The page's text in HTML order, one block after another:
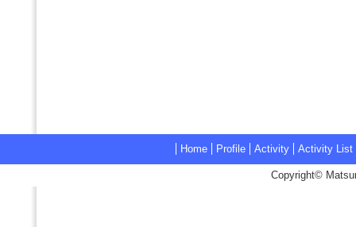
Home Profile Activity Activity List
Copyright©